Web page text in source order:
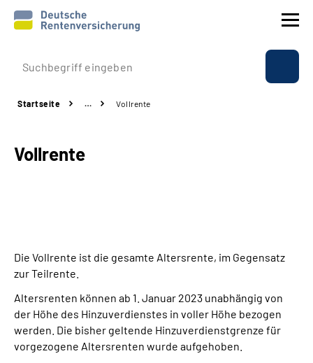
Prävention
Rente
Über uns & Presse
Online-Services
Suche
Startseite … Vollrente
Vollrente
Die Vollrente ist die gesamte Altersrente, im Gegensatz
zur Teilrente.
Altersrenten können ab 1. Januar 2023 unabhängig von
der Höhe des Hinzuverdienstes in voller Höhe bezogen
werden. Die bisher geltende Hinzuverdienstgrenze für
vorgezogene Altersrenten wurde aufgehoben.